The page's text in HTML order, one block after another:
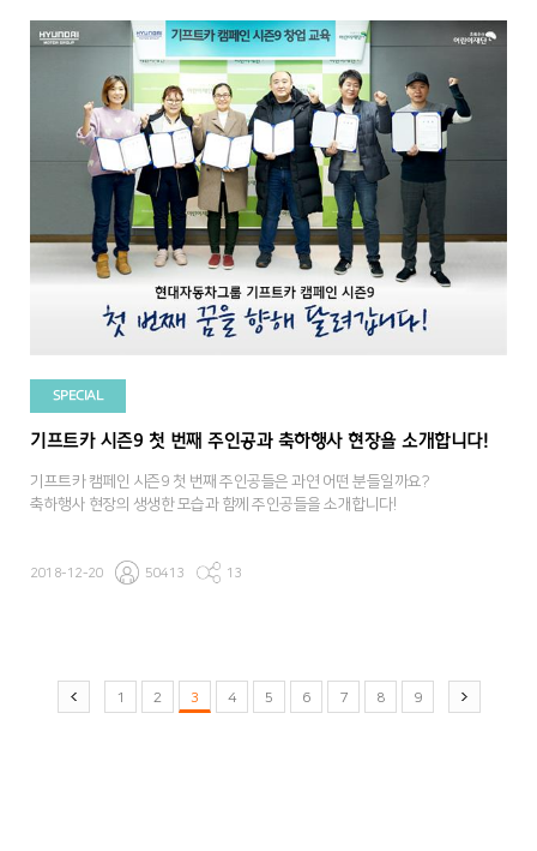
SPECIAL
기프트카 시즌9 첫 번째 주인공과 축하행사 현장을 소개합니다!
기프트카 캠페인 시즌9 첫 번째 주인공들은 과연 어떤 분들일까요?
축하행사 현장의 생생한 모습과 함께 주인공들을 소개합니다!
2018-12-20 50413 13
1 2 3 4 5 6 7 8 9